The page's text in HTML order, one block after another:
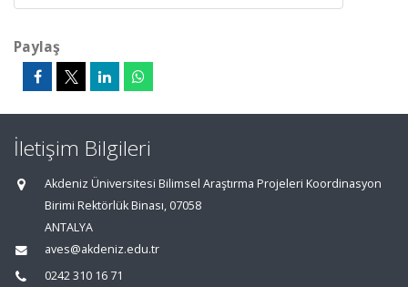
Paylaş
İletişim Bilgileri
Akdeniz Üniversitesi Bilimsel Araştırma Projeleri Koordinasyon
Birimi Rektörlük Binası, 07058
ANTALYA
aves@akdeniz.edu.tr
0242 310 16 71